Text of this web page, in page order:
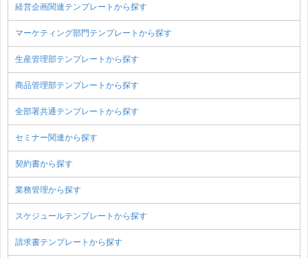
経営企画関連テンプレートから探す
マーケティング部門テンプレートから探す
生産管理部テンプレートから探す
商品管理部テンプレートから探す
全部署共通テンプレートから探す
セミナー関連から探す
契約書から探す
業務管理から探す
スケジュールテンプレートから探す
請求書テンプレートから探す